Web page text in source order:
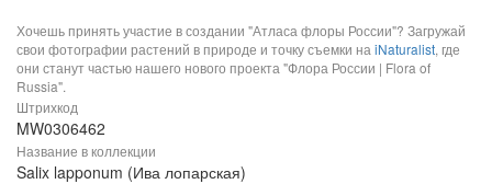
Хочешь принять участие в создании "Атласа флоры России"? Загружай
свои фотографии растений в природе и точку съемки на iNaturalist, где
они станут частью нашего нового проекта "Флора России | Flora of
Russia".
Штрихкод
MW0306462
Название в коллекции
Salix lapponum (Ива лопарская)